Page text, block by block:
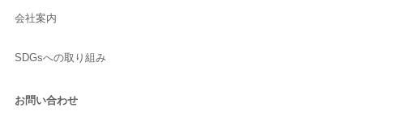
会社案内
SDGsへの取り組み
お問い合わせ